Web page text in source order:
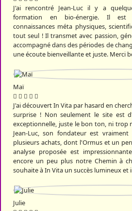
J'ai rencontré Jean-Luc il y a
formation en bio-énergie. Il est
connaissances méta physiques,
tout seul ! Il transmet avec passion,
accompagné dans des périodes de
une écoute bienveillante et juste. Merci
Maï
J'ai découvert In Vita par hasard en
surprise ! Non seulement le site est
exceptionnelle, juste le bon ton, ni trop
Jean-Luc, son fondateur est
plusieurs achats, dont l'Ormus et un
analyse proposée est
encore un peu plus notre Chemin à
souhaite à In Vita un succès lumineux et
Julie